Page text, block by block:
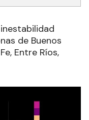
de Buenos
Entre Ríos,